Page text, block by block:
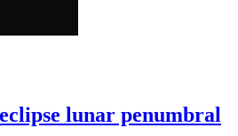
lunar penumbral